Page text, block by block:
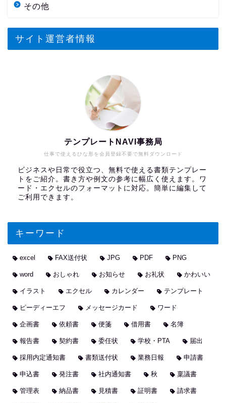
その他
サイト運営者情報
仕事で使えるひな形を会員登録不要で無料ダウンロード
テンプレートNAVI事務局
ビジネスや日常で役立つ、無料で使える書類テンプレー
トをご紹介。書き方や例文の参考に幅広く使えます。ワ
ード・エクセルのフォーマットに対応。簡単に編集して
ご利用できます。
キーワード
excel FAX送付状 JPG PDF PNG
word おしゃれ お知らせ お礼状 かわいい
イラスト エクセル カレンダー テンプレート
ピーディーエフ メッセージカード ワード
企画書 依頼書 便箋 借用書 名簿
報告書 契約書 委任状 学校・PTA 届出
採用内定通知書 書類送付状 業務日報 申請書
申込書 発注書 社内通知書 秋 稟議書
管理表 納品書 見積書 証明書 請求書